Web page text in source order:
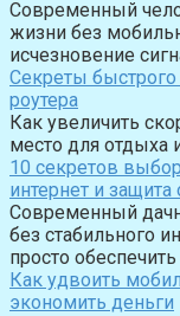
Современный
жизни без
исчезновение
Секреты быстрого
роутера
Как увеличить
место для отдыха
10 секретов
интернет и
Современный
без стабильного
просто
Как удвоить
экономить деньги